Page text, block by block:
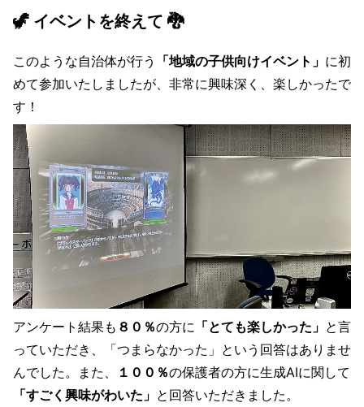
🦖 イベントを終えて 🐉
このような自治体が行う 「地域の子供向けイベント」 に初
めて参加いたしましたが、非常に興味深く、楽しかったで
す！
アンケート結果も ８０％の方に 「とても楽しかった」 と言
っていただき、「つまらなかった」という回答はありませ
んでした。また、
１００％の保護者の方に生成AIに関して
「すごく興味がわいた」 と回答いただきました。